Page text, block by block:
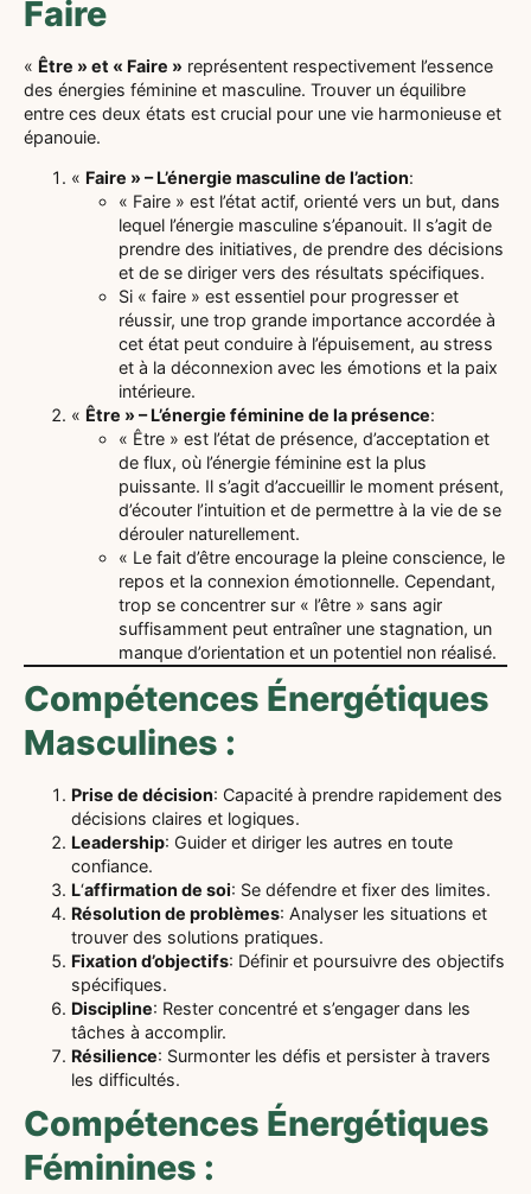
Faire
« Être » et « Faire » représentent respectivement l’essence
des énergies féminine et masculine. Trouver un équilibre
entre ces deux états est crucial pour une vie harmonieuse et
épanouie.
« Faire » – L’énergie masculine de l’action:
« Faire » est l’état actif, orienté vers un but, dans
lequel l’énergie masculine s’épanouit. Il s’agit de
prendre des initiatives, de prendre des décisions
et de se diriger vers des résultats spécifiques.
Si « faire » est essentiel pour progresser et
réussir, une trop grande importance accordée à
cet état peut conduire à l’épuisement, au stress
et à la déconnexion avec les émotions et la paix
intérieure.
« Être » – L’énergie féminine de la présence:
« Être » est l’état de présence, d’acceptation et
de flux, où l’énergie féminine est la plus
puissante. Il s’agit d’accueillir le moment présent,
d’écouter l’intuition et de permettre à la vie de se
dérouler naturellement.
« Le fait d’être encourage la pleine conscience, le
repos et la connexion émotionnelle. Cependant,
trop se concentrer sur « l’être » sans agir
suffisamment peut entraîner une stagnation, un
manque d’orientation et un potentiel non réalisé.
Compétences Énergétiques
Masculines :
Prise de décision: Capacité à prendre rapidement des
décisions claires et logiques.
Leadership: Guider et diriger les autres en toute
confiance.
L‘affirmation de soi: Se défendre et fixer des limites.
Résolution de problèmes: Analyser les situations et
trouver des solutions pratiques.
Fixation d’objectifs: Définir et poursuivre des objectifs
spécifiques.
Discipline: Rester concentré et s’engager dans les
tâches à accomplir.
Résilience: Surmonter les défis et persister à travers
les difficultés.
Compétences Énergétiques
Féminines :